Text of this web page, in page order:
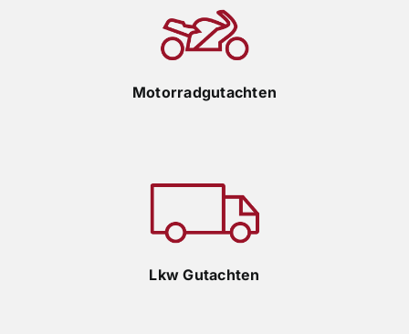
Motorradgutachten
Lkw Gutachten